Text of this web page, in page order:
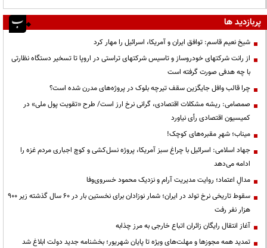
پربازدید ها
شیخ نعیم قاسم: توافق ایران و آمریکا، اسرائیل را مهار کرد
از رانت‌ شرکتهای خودروساز و تاسیس شرکتهای تراستی در اروپا تا تسخیر دستگاه نظارتی
با چه هدفی صورت گرفته است
چرا قالب وافل جایگزین سقف تیرچه بلوک در پروژه‌های مدرن شده است؟
صمصامی: ریشه مشکلات اقتصادی، گرانی نرخ ارز است/ طرح «تقویت پول ملی» در
کمیسیون اقتصادی رأی نیاورد
میناب؛ شهرِ مقبره‌های کوچک!
جهاد اسلامی: اسرائیل با چراغ سبز آمریکا، پروژه نسل‌کشی و کوچ اجباری مردم غزه را
ادامه می‌دهد
مدالِ اعتماد؛ روایت مدیریت آرام و نزدیک محمود خسروی‌وفا
سقوط تاریخی نرخ تولد در ایران؛ شمار نوزادان برای نخستین بار در ۶۰ سال گذشته زیر ۹۰۰
هزار نفر رفت
آغاز انتقال رایگان زائران اتباع خارجی به مرز چذابه
تمدید همه مجوزها و مهلت‌های ویژه تا پایان شهریور؛ بخشنامه جدید دولت ابلاغ شد